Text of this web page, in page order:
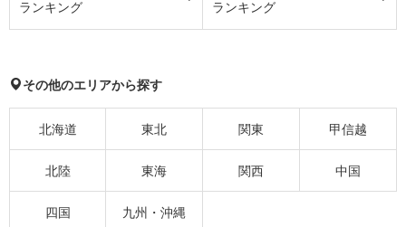
ランキング
ランキング
その他のエリアから探す
北海道 東北 関東 甲信越
北陸 東海 関西 中国
四国 九州・沖縄